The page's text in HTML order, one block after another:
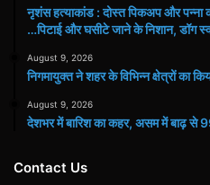
नृशंस हत्याकांड : दोस्त पिकअप और पन्ना
…पिटाई और घसीटे जाने के निशान, डॉग
August 9, 2026
निगमायुक्त ने शहर के विभिन्न क्षेत्रों का
August 9, 2026
देशभर में बारिश का कहर, असम में बाढ़ से
Contact Us